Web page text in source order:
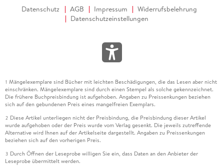
Datenschutz AGB Impressum
Widerrufsbelehrung
Datenschutzeinstellungen
1 Mängelexemplare sind Bücher mit leichten Beschädigungen, die das Lesen aber nicht
einschränken. Mängelexemplare sind durch einen Stempel als solche gekennzeichnet.
Die frühere Buchpreisbindung ist aufgehoben. Angaben zu Preissenkungen beziehen
sich auf den gebundenen Preis eines mangelfreien Exemplars.
2 Diese Artikel unterliegen nicht der Preisbindung, die Preisbindung dieser Artikel
wurde aufgehoben oder der Preis wurde vom Verlag gesenkt. Die jeweils zutreffende
Alternative wird Ihnen auf der Artikelseite dargestellt. Angaben zu Preissenkungen
beziehen sich auf den vorherigen Preis.
3 Durch Öffnen der Leseprobe willigen Sie ein, dass Daten an den Anbieter der
Leseprobe übermittelt werden.